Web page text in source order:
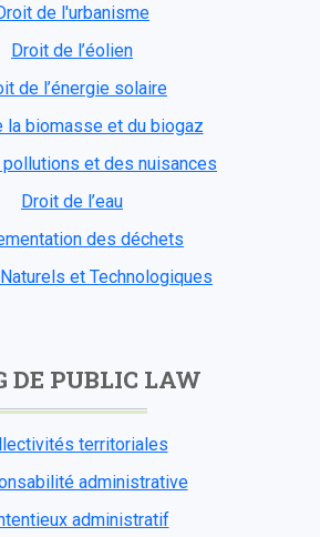
de l'urbanisme
Droit de l’éolien
de l’énergie solaire
la biomasse et du biogaz
et des nuisances
Droit de l’eau
des déchets
et Technologiques
DE PUBLIC LAW
territoriales
administrative
administratif